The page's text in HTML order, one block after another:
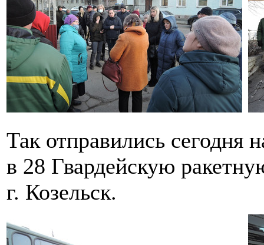
Так отправились сегодня
в 28 Гвардейскую
г. Козельск.